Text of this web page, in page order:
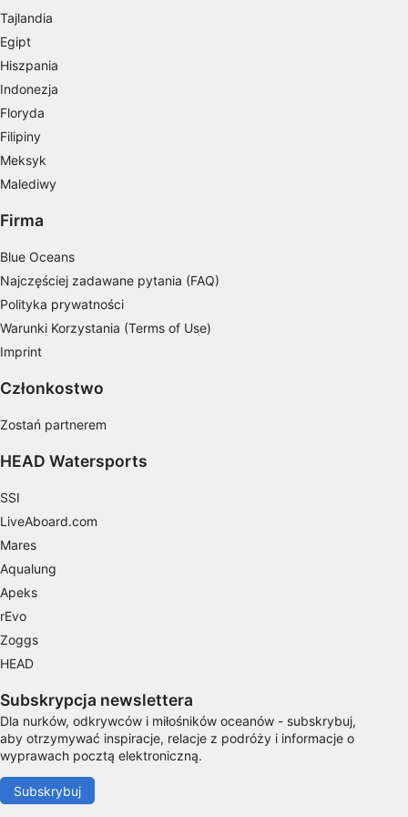
Tajlandia
Egipt
Hiszpania
Indonezja
Floryda
Filipiny
Meksyk
Malediwy
Firma
Blue Oceans
Najczęściej zadawane pytania (FAQ)
Polityka prywatności
Warunki Korzystania (Terms of Use)
Imprint
Członkostwo
Zostań partnerem
HEAD Watersports
SSI
LiveAboard.com
Mares
Aqualung
Apeks
rEvo
Zoggs
HEAD
Subskrypcja newslettera
Dla nurków, odkrywców i miłośników oceanów - subskrybuj,
aby otrzymywać inspiracje, relacje z podróży i informacje o
wyprawach pocztą elektroniczną.
Subskrybuj
spersonalizowanych reklam
Tworzenie profili w celu personalizacji treści
Wykorzystywanie profili w celu doboru
spersonalizowanych treści
Pomiar efektywności reklam
Pomiar efektywności treści
Rozumienie odbiorców dzięki statystyce lub
Rozwój i ulepszanie usług
wyboru treści
Funkcje specjalne IAB:
Użycie dokładnych danych
aktywnie żądanych informacji
Cele przetwarzania inne niż IAB:
Niezbędne
Wydajność (Performance)
Funkcjonalne